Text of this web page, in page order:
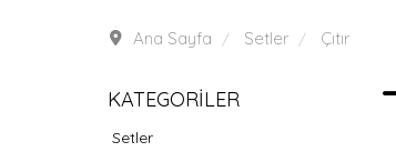
Ana Sayfa Setler Çıtır
KATEGORILER
Setler